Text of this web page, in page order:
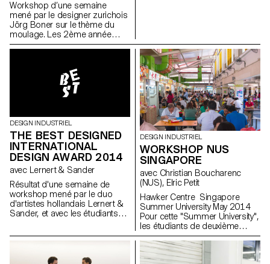
Workshop d’une semaine
mené par le designer zurichois
Jörg Boner sur le thème du
moulage. Les 2ème année
bachelor design industriel ont
qu’ils ont pu couler eux mêmes
dans les ateliers de l’école.
L’intérêt des résultats réside
DESIGN INDUSTRIEL
THE BEST DESIGNED
INTERNATIONAL
DESIGN AWARD 2014
avec Lernert & Sander
Résultat d'une semaine de
workshop mené par le duo
d'artistes hollandais Lernert &
Sander, et avec les étudiants
Graphique.
DESIGN INDUSTRIEL
WORKSHOP NUS
SINGAPORE
avec Christian Boucharenc
(NUS), Elric Petit
Hawker Centre Singapore
Summer University May 2014
Pour cette "Summer University",
les étudiants de deuxième
année Bachelor en design
industriel ont collaboré avec les
étudiants de la National